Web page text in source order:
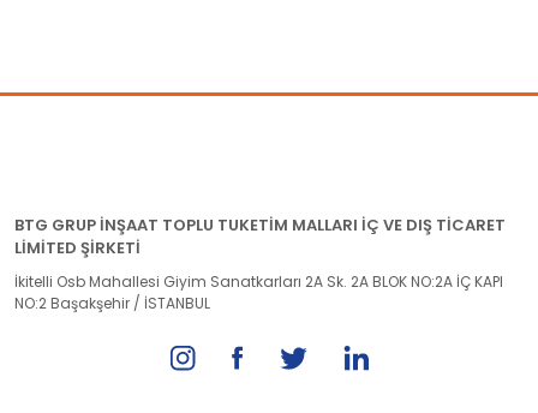
BTG GRUP İNŞAAT TOPLU TUKETİM MALLARI İÇ VE DIŞ TİCARET
LİMİTED ŞİRKETİ
İkitelli Osb Mahallesi Giyim Sanatkarları 2A Sk. 2A BLOK NO:2A İÇ KAPI
NO:2 Başakşehir / İSTANBUL